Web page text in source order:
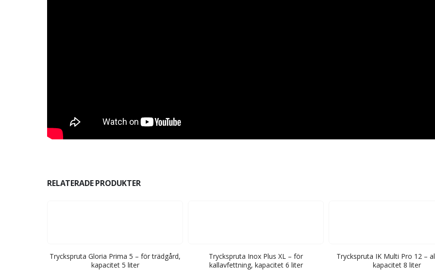
RELATERADE PRODUKTER
Tryckspruta Gloria Prima 5 – för trädgård,
kapacitet 5 liter
Tryckspruta Inox Plus XL – för
kallavfettning, kapacitet 6 liter
Tryckspruta IK Multi Pro 12 –
kapacitet 8 liter